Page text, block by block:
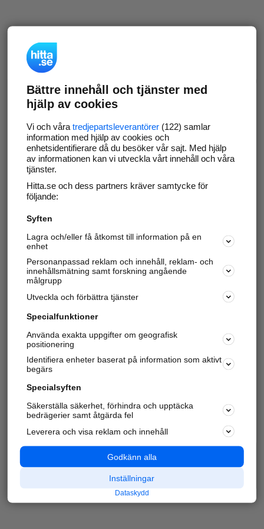
Bättre innehåll och tjänster med
hjälp av cookies
Vi och våra tredjepartsleverantörer(122) samlar
information med hjälp av cookies och
enhetsidentifierare då du besöker vår sajt. Med hjälp
av informationen kan vi utveckla vårt innehåll och våra
tjänster.
Hitta.se och dess partners kräver samtycke för
följande:
Syften
Lagra och/eller få åtkomst till information på en
enhet
Personanpassad reklam och innehåll, reklam- och
innehållsmätning samt forskning angående
målgrupp
Utveckla och förbättra tjänster
Specialfunktioner
Använda exakta uppgifter om geografisk
positionering
Identifiera enheter baserat på information som aktivt
begärs
Specialsyften
Säkerställa säkerhet, förhindra och upptäcka
bedrägerier samt åtgärda fel
Leverera och visa reklam och innehåll
Godkänn alla
Inställningar
Dataskydd